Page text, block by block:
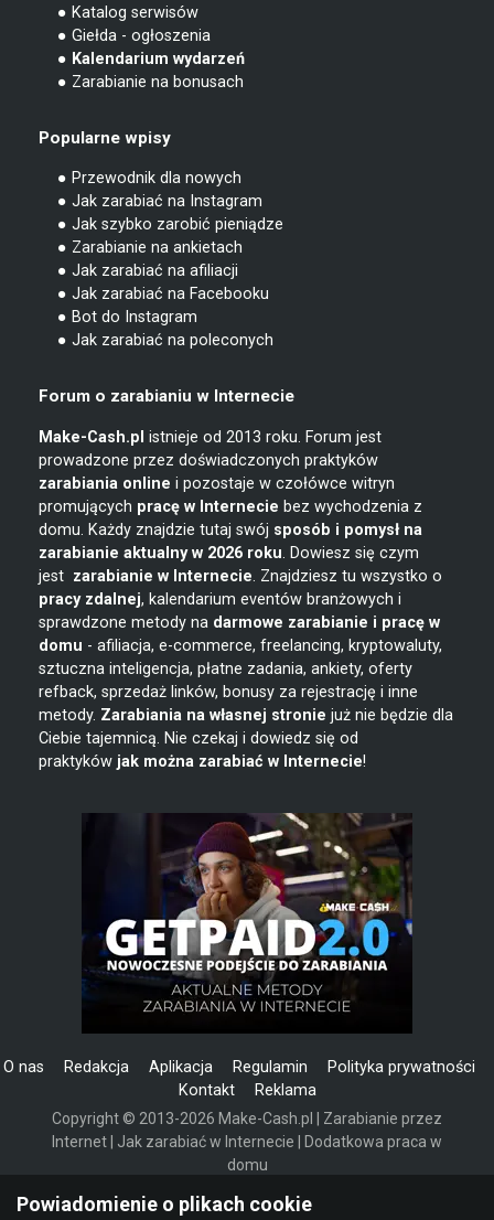
● Katalog serwisów
● Giełda - ogłoszenia
● Kalendarium wydarzeń
● Zarabianie na bonusach
Popularne wpisy
● Przewodnik dla nowych
● Jak zarabiać na Instagram
● Jak szybko zarobić pieniądze
● Zarabianie na ankietach
● Jak zarabiać na afiliacji
● Jak zarabiać na Facebooku
● Bot do Instagram
● Jak zarabiać na poleconych
Forum o zarabianiu w Internecie
Make-Cash.pl istnieje od 2013 roku. Forum jest
prowadzone przez doświadczonych praktyków
zarabiania online i pozostaje w czołówce witryn
promujących pracę w Internecie bez wychodzenia z
domu. Każdy znajdzie tutaj swój sposób i pomysł na
zarabianie aktualny w 2026 roku. Dowiesz się czym
jest zarabianie w Internecie. Znajdziesz tu wszystko o
pracy zdalnej, kalendarium eventów branżowych i
sprawdzone metody na darmowe zarabianie i pracę w
domu - afiliacja, e-commerce, freelancing, kryptowaluty,
sztuczna inteligencja, płatne zadania, ankiety, oferty
refback, sprzedaż linków, bonusy za rejestrację i inne
metody. Zarabiania na własnej stronie już nie będzie dla
Ciebie tajemnicą. Nie czekaj i dowiedz się od
praktyków jak można zarabiać w Internecie!
O nas Redakcja Aplikacja Regulamin
Polityka prywatności
Kontakt
Reklama
Copyright © 2013-2026 Make-Cash.pl | Zarabianie przez
Internet | Jak zarabiać w Internecie | Dodatkowa praca w
domu
Powiadomienie o plikach cookie